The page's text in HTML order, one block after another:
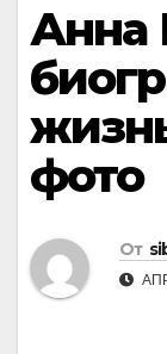
Анна
фото
От